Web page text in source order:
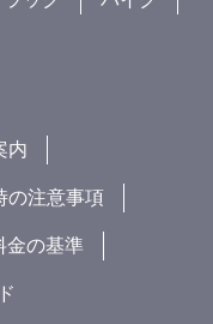
内
の注意事項
金の基準